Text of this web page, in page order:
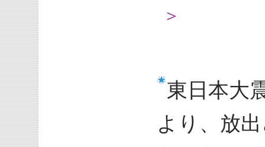
＞
東日本大
より、放